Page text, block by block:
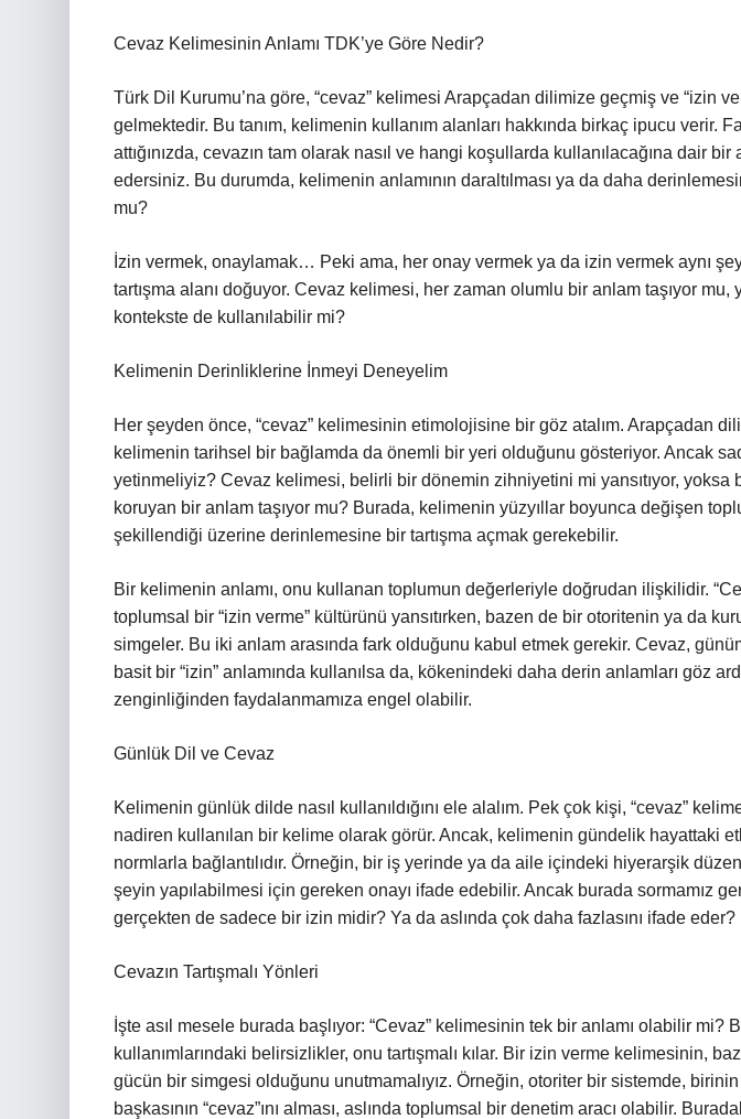
Cevaz Kelimesinin Anlamı TDK’ye Göre Nedir?
Türk Dil Kurumu’na göre, “cevaz” kelimesi Arapçadan dilimize geçmiş ve “izin
gelmektedir. Bu tanım, kelimenin kullanım alanları hakkında birkaç ipucu verir.
attığınızda, cevazın tam olarak nasıl ve hangi koşullarda kullanılacağına dair bir
edersiniz. Bu durumda, kelimenin anlamının daraltılması ya da daha
mu?
İzin vermek, onaylamak… Peki ama, her onay vermek ya da izin vermek aynı
tartışma alanı doğuyor. Cevaz kelimesi, her zaman olumlu bir anlam taşıyor
kontekste de kullanılabilir mi?
Kelimenin Derinliklerine İnmeyi Deneyelim
Her şeyden önce, “cevaz” kelimesinin etimolojisine bir göz atalım. Arapçadan
kelimenin tarihsel bir bağlamda da önemli bir yeri olduğunu gösteriyor. Ancak
yetinmeliyiz? Cevaz kelimesi, belirli bir dönemin zihniyetini mi yansıtıyor, yoksa
koruyan bir anlam taşıyor mu? Burada, kelimenin yüzyıllar boyunca değişen
şekillendiği üzerine derinlemesine bir tartışma açmak gerekebilir.
Bir kelimenin anlamı, onu kullanan toplumun değerleriyle doğrudan ilişkilidir.
toplumsal bir “izin verme” kültürünü yansıtırken, bazen de bir otoritenin ya da
simgeler. Bu iki anlam arasında fark olduğunu kabul etmek gerekir. Cevaz,
basit bir “izin” anlamında kullanılsa da, kökenindeki daha derin anlamları göz
zenginliğinden faydalanmamıza engel olabilir.
Günlük Dil ve Cevaz
Kelimenin günlük dilde nasıl kullanıldığını ele alalım. Pek çok kişi, “cevaz”
nadiren kullanılan bir kelime olarak görür. Ancak, kelimenin gündelik hayattaki
normlarla bağlantılıdır. Örneğin, bir iş yerinde ya da aile içindeki hiyerarşik
şeyin yapılabilmesi için gereken onayı ifade edebilir. Ancak burada sormamız
gerçekten de sadece bir izin midir? Ya da aslında çok daha fazlasını ifade eder?
Cevazın Tartışmalı Yönleri
İşte asıl mesele burada başlıyor: “Cevaz” kelimesinin tek bir anlamı olabilir mi?
kullanımlarındaki belirsizlikler, onu tartışmalı kılar. Bir izin verme kelimesinin,
gücün bir simgesi olduğunu unutmamalıyız. Örneğin, otoriter bir sistemde,
başkasının “cevaz”ını alması, aslında toplumsal bir denetim aracı olabilir.